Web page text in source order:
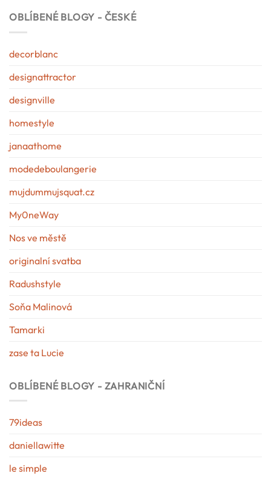
OBLÍBENÉ BLOGY - ČESKÉ
decorblanc
designattractor
designville
homestyle
janaathome
modedeboulangerie
mujdummujsquat.cz
My0neWay
Nos ve městě
originalní svatba
Radushstyle
Soňa Malinová
Tamarki
zase ta Lucie
OBLÍBENÉ BLOGY - ZAHRANIČNÍ
79ideas
daniellawitte
le simple